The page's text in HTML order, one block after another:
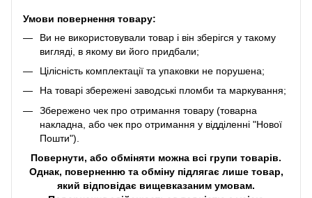
Умови повернення товару:
Ви не використовували товар і він зберігся у такому
вигляді, в якому ви його придбали;
Цілісність комплектації та упаковки не порушена;
На товарі збережені заводські пломби та маркування;
Збережено чек про отримання товару (товарна
накладна, або чек про отримання у відділенні "Нової
Пошти").
Повернути, або обміняти можна всі групи товарів.
Однак, поверненню та обміну підлягає лише товар,
який відповідає вищевказаним умовам.